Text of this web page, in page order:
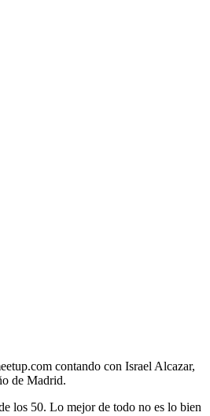
contando con Israel Alcazar,
de Madrid.
los 50. Lo mejor de todo no es lo bien